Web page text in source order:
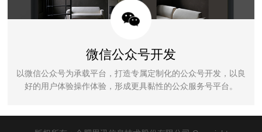
微信公众号开发
以微信公众号为承载平台，打造专属定制化的公众号开发，以良
好的用户体验操作体验，形成更具黏性的公众服务号平台。